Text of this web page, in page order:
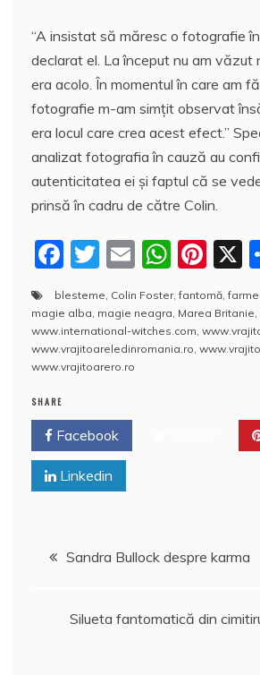
“A insistat să măresc o fotografie
declarat el. La început nu am văzut
era acolo. În momentul în care am
fotografie m-am simţit observat
era locul care crea acest efect.”
analizat fotografia în cauză au
autenticitatea ei şi faptul că se
prinsă în cadru de către Colin.
F
a
c
e
b
o
k
T
w
itt
er
E
m
ai
l
W
h
at
s
Pi
nt
er
e
X
blesteme, Colin Foster,fantomă,
magie alba, magie neagra, Marea Britanie,
www.international-witches.com,
www.vrajitoareledinromania.ro,
www.vrajitoarero.ro
SHARE
Facebook
Linkedin
Navigare
Sandra Bullock despre karma
Silueta fantomatică din